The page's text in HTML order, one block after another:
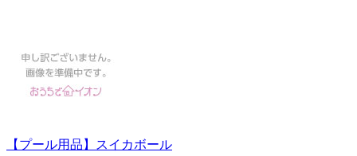
【プール用品】スイカボール